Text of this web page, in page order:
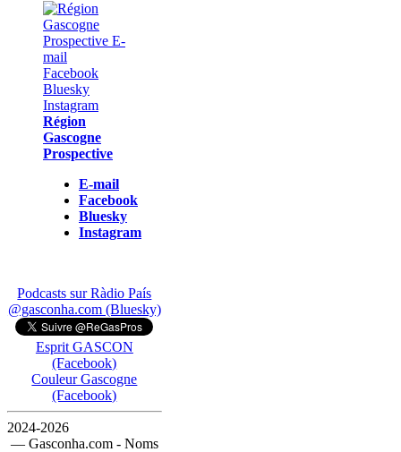
Région
Gascogne
Prospective
E-mail
Facebook
Bluesky
Instagram
Podcasts sur Ràdio País
@gasconha.com (Bluesky)
Esprit GASCON
(Facebook)
Couleur Gascogne
(Facebook)
2024-2026
— Gasconha.com - Noms